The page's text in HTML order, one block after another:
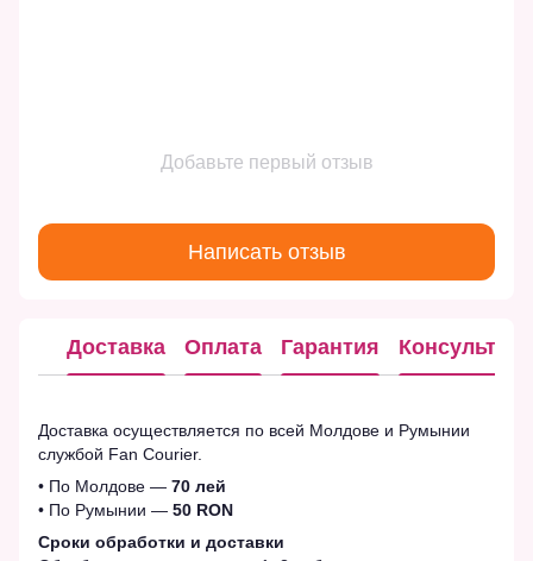
Добавьте первый отзыв
Написать отзыв
Доставка Оплата Гарантия
Доставка осуществляется по всей Молдове и Румынии
службой Fan Courier.
• По Молдове — 70 лей
• По Румынии — 50 RON
Сроки обработки и доставки